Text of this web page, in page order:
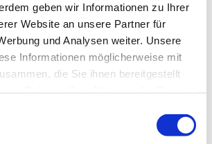
geben wir Informationen zu Ihrer
Website an unsere Partner für
und Analysen weiter. Unsere
Informationen möglicherweise mit
die Sie ihnen bereitgestellt